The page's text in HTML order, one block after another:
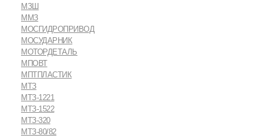
МЗШ
ММЗ
МОСГИДРОПРИВОД
МОСУДАРНИК
МОТОРДЕТАЛЬ
МПОВТ
МПТПЛАСТИК
МТЗ
МТЗ-1221
МТЗ-1522
МТЗ-320
МТЗ-80/82